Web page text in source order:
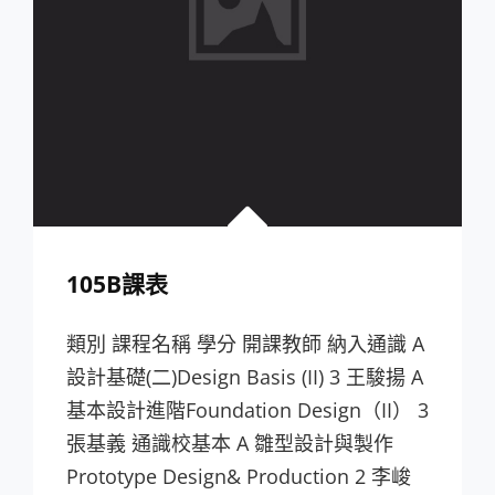
105B課表
類別 課程名稱 學分 開課教師 納入通識 A
設計基礎(二)Design Basis (II) 3 王駿揚 A
基本設計進階Foundation Design（II） 3
張基義 通識校基本 A 雛型設計與製作
Prototype Design& Production 2 李峻